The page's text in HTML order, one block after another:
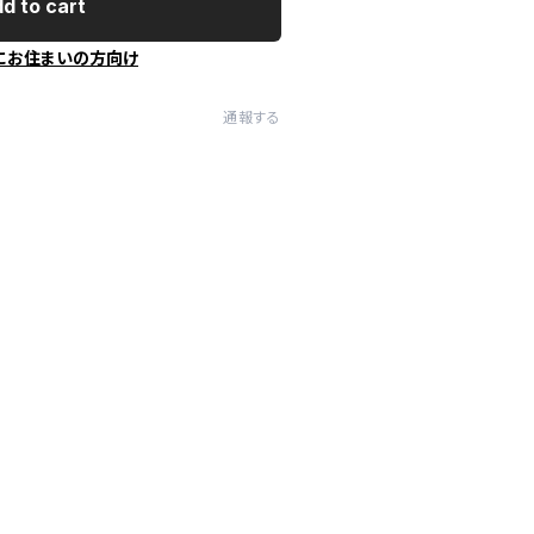
to cart
お住まいの方向け
通報する